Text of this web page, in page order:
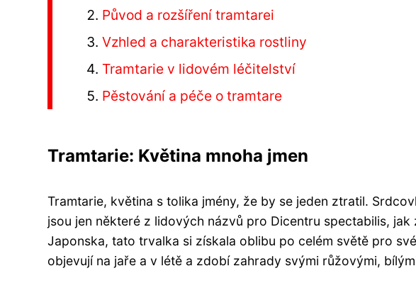
Původ a rozšíření tramtarei
Vzhled a charakteristika rostliny
Tramtarie v lidovém léčitelství
Pěstování a péče o tramtare
Tramtarie: Květina mnoha jmen
Tramtarie, květina s tolika jmény, že by se jeden ztratil.
jsou jen některé z lidových názvů pro Dicentru spectabilis, jak
Japonska, tato trvalka si získala oblibu po celém světě pro
objevují na jaře a v létě a zdobí zahrady svými růžovými,